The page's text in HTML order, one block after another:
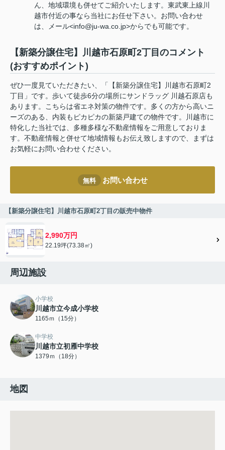
ん、地域環境も併せてご紹介いたします。東武東上線川
越市付近の事なら当社にお任せ下さい。お問い合わせ
は、メール<info@ju-wa.co.jp>からでも可能です。
【新築分譲住宅】川越市石原町2丁目のコメント
(おすすめポイント)
ぜひ一度見ていただきたい、「【新築分譲住宅】川越市石原町2
丁目」です。歩いて徒歩6分の場所にサンドラッグ 川越石原店も
あります。こちらは省エネ対策の物件です。多くの方から高いニ
ーズのある、内装もピカピカの新築戸建ての物件です。川越市に
特化した当社では、多種多様な不動産情報をご用意しておりま
す。不動産情報と併せて地域情報もお伝え致しますので、まずは
お気軽にお問い合わせください。
無料 お問い合わせ
【新築分譲住宅】川越市石原町2丁目の販売中物件
2,990万円
22.19坪(73.38㎡)
周辺施設
小学校
川越市立今成小学校
1165ｍ（15分）
中学校
川越市立初雁中学校
1379ｍ（18分）
地図